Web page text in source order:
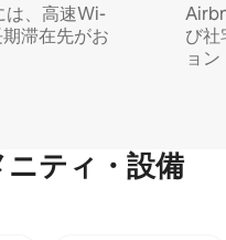
は、高速Wi-
滞在先がお
び社
ョ
ティ・設備